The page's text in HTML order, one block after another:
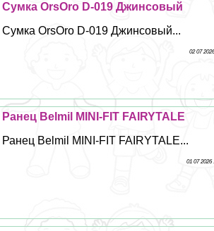
Сумка OrsOro D-019 Джинсовый
Сумка OrsOro D-019 Джинсовый...
02 07
Ранец Belmil MINI-FIT FAIRYTALE
Ранец Belmil MINI-FIT FAIRYTALE...
01 07 2026